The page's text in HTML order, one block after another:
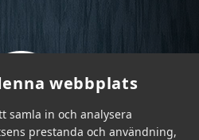
webbplats
samla in och analysera
prestanda och användning,